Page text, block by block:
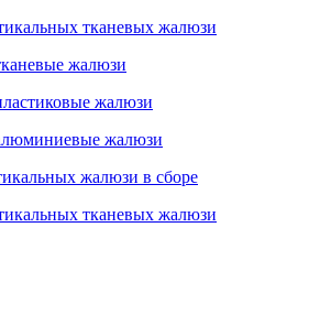
тканевых жалюзи
жалюзи
жалюзи
жалюзи
жалюзи в сборе
тканевых жалюзи